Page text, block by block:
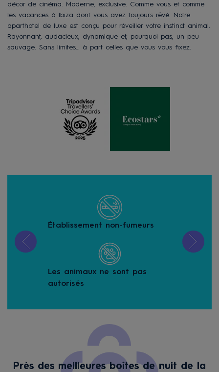
décor de cinéma. Moderne, exclusive. Comme vous et comme
les vacances à Ibiza dont vous avez toujours rêvé. Notre
aparthotel de luxe est conçu pour réveiller votre instinct animal.
Rayonnant, audacieux, dynamique et, pourquoi pas, un peu
sauvage. Sans limites… à part celles que vous vous fixez.
Établissement non-fumeurs
Les animaux ne sont pas
autorisés
Près des meilleures boîtes de nuit de la